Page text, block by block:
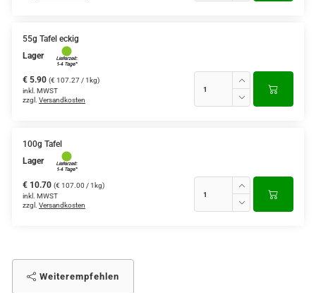
55g Tafel eckig
Lager
€ 5.90 (€ 107.27 / 1kg)
inkl. MWST
zzgl. Versandkosten
100g Tafel
Lager
€ 10.70 (€ 107.00 / 1kg)
inkl. MWST
zzgl. Versandkosten
Weiterempfehlen